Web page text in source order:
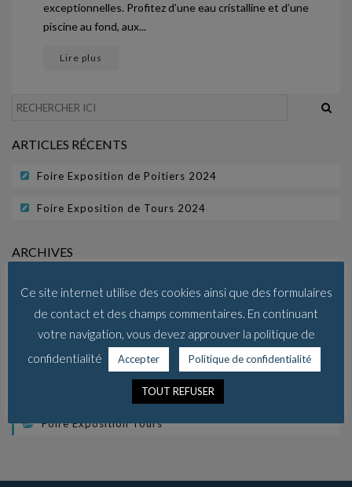
exceptionnelles. Profitez d’une eau cristalline et d’une
piscine au fond, aux...
Lire plus
ARTICLES RÉCENTS
Foire Exposition de Poitiers 2024
Foire Exposition de Tours 2024
ARCHIVES
CATÉGORIES
Bella s'expose
Foire Exposition Poitiers
Foire Exposition Tours
Ce site internet utilise des cookies ainsi que des formulaires
de contact et des champs commentaires. En continuant
votre navigation, vous devez approuver la politique de
confidentialité
Accepter Politique de confidentialité
TOUT REFUSER